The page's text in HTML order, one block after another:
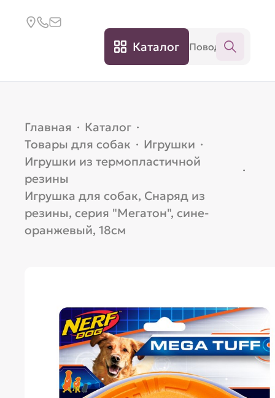
Каталог
Главная · Каталог ·
Товары для собак · Игрушки ·
Игрушки из термопластичной
резины
·
Игрушка для собак, Снаряд из
резины, серия "Мегатон", сине-
оранжевый, 18см